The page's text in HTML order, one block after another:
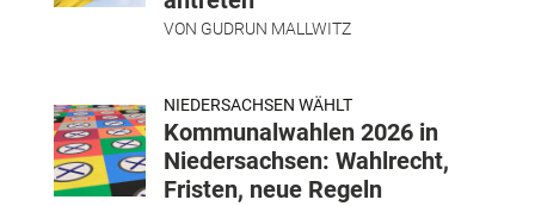
VON GUDRUN MALLWITZ
NIEDERSACHSEN WÄHLT
Kommunalwahlen 2026 in
Niedersachsen: Wahlrecht,
Fristen, neue Regeln